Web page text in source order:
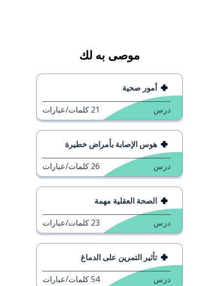
موصى به لك
أمور صحية
درس 21 كلمات/عبارات
هوس الإصابة بأمراض خطيرة
درس 26 كلمات/عبارات
الصحة العقلية مهمة
درس 23 كلمات/عبارات
تأثير التمرين على الدماغ
درس 54كلمات/عبارات